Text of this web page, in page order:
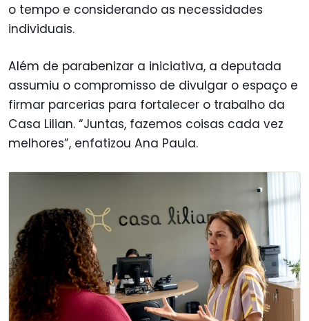
o tempo e considerando as necessidades
individuais.
Além de parabenizar a iniciativa, a deputada
assumiu o compromisso de divulgar o espaço e
firmar parcerias para fortalecer o trabalho da
Casa Lilian. “Juntas, fazemos coisas cada vez
melhores”, enfatizou Ana Paula.